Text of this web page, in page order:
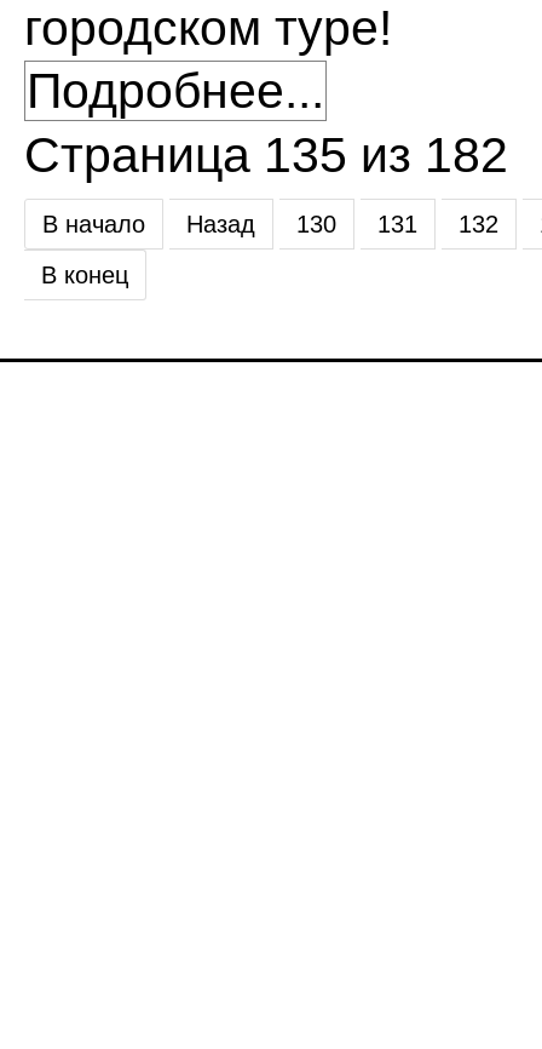
городском туре!
Подробнее...
Страница 135 из 182
В начало Назад 130 131 132
В конец